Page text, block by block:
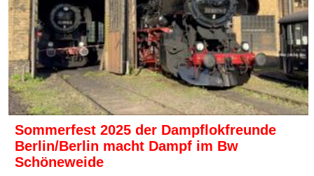
Sommerfest 2025 der Dampflokfreunde
Berlin/Berlin macht Dampf im Bw
Schöneweide